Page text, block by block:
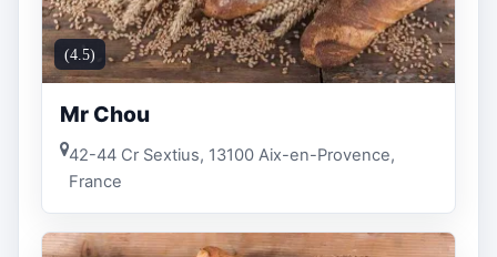
(4.5)
Mr Chou
42-44 Cr Sextius, 13100 Aix-en-Provence,
France